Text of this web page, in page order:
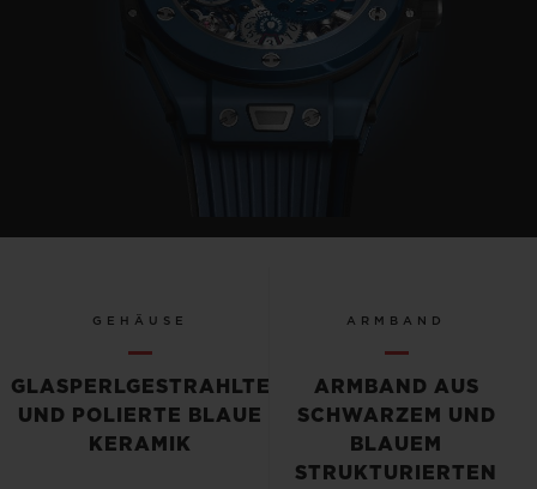
GEHÄUSE
GLASPERLGESTRAHLTE
UND POLIERTE BLAUE
KERAMIK
ARMBAND
ARMBAND AUS
SCHWARZEM UND
BLAUEM
STRUKTURIERTEN